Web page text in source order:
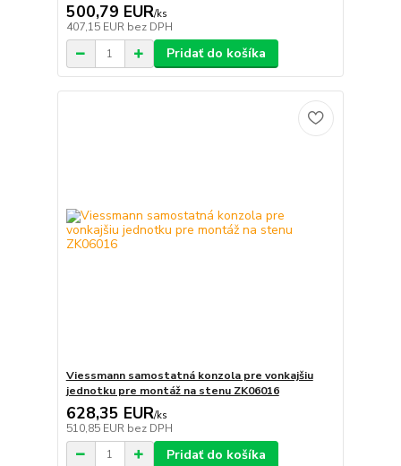
500,79 EUR/ks
407,15 EUR bez DPH
Pridať do košíka
Viessmann samostatná konzola pre vonkajšiu
jednotku pre montáž na stenu ZK06016
628,35 EUR/ks
510,85 EUR bez DPH
Pridať do košíka